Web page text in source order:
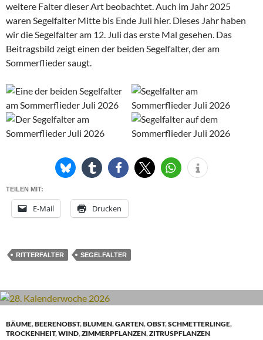
weitere Falter dieser Art beobachtet. Auch im Jahr 2025
waren Segelfalter Mitte bis Ende Juli hier. Dieses Jahr haben
wir die Segelfalter am 12. Juli das erste Mal gesehen. Das
Beitragsbild zeigt einen der beiden Segelfalter, der am
Sommerflieder saugt.
TEILEN MIT:
E-Mail Drucken
RITTERFALTER SEGELFALTER
BÄUME,BEERENOBST,BLUMEN,GARTEN,OBST,SCHMETTERLINGE,
TROCKENHEIT,WIND,ZIMMERPFLANZEN,ZITRUSPFLANZEN